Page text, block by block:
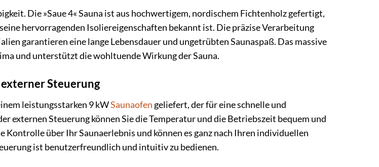
Die »Saue 4« Sauna ist aus hochwertigem, nordischem Fichtenholz gefertigt,
hervorragenden Isoliereigenschaften bekannt ist. Die präzise Verarbeitung
garantieren eine lange Lebensdauer und ungetrübten Saunaspaß. Das massive
und unterstützt die wohltuende Wirkung der Sauna.
Steuerung
leistungsstarken 9 kWSaunaofen geliefert, der für eine schnelle und
externen Steuerung können Sie die Temperatur und die Betriebszeit bequem und
Kontrolle über Ihr Saunaerlebnis und können es ganz nach Ihren individuellen
ist benutzerfreundlich und intuitiv zu bedienen.